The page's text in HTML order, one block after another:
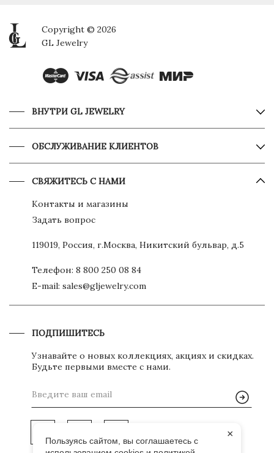
Пользуясь сайтом, вы соглашаетесь с
×
Copyright © 2026
GL Jewelry
ВНУТРИ GL JEWELRY
ОБСЛУЖИВАНИЕ КЛИЕНТОВ
СВЯЖИТЕСЬ С НАМИ
Контакты и магазины
Задать вопрос
119019, Россия, г.Москва, Никитский бульвар, д.5
Телефон: 8 800 250 08 84
E-mail: sales@gljewelry.com
ПОДПИШИТЕСЬ
Узнавайте о новых коллекциях, акциях и скидках.
Будьте первыми вместе с нами.